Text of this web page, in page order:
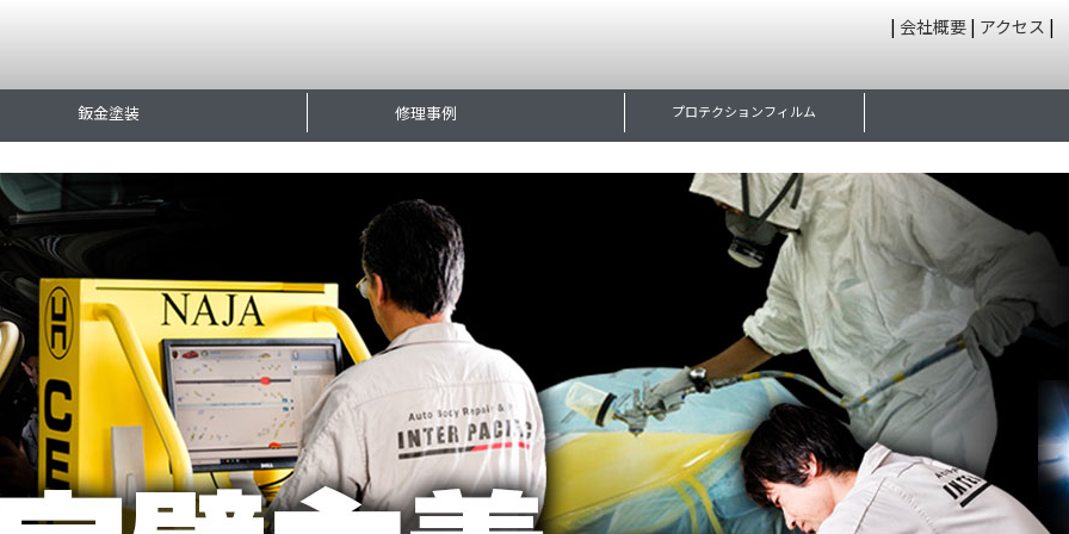
| 会社概要 | アクセス |
鈑金塗装 修理事例 プロテクションフィルム